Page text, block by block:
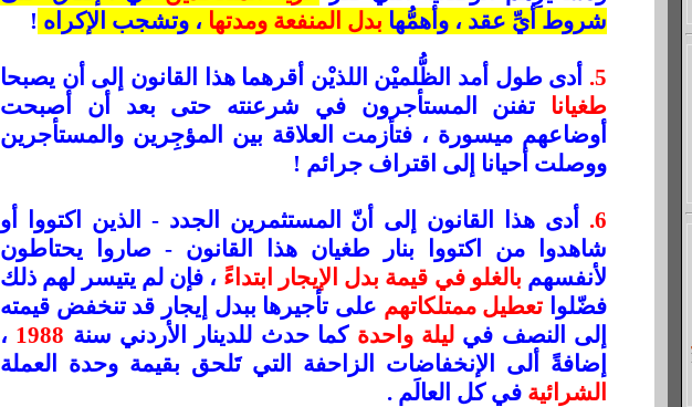
شروط أيِّ عقد ، وأهمُّها بدل المنفعة ومدتها ، وتشجب الإكراه !
5.
أدى طول أمد الظُّلميْن اللذيْن أقرهما هذا القانون إلى أن يصبحا
طغيانا تفنن المستأجرون في شرعنته حتى بعد أن أصبحت
أوضاعهم ميسورة ، فتأزمت العلاقة بين المؤجِرين والمستأجرين
ووصلت أحيانا إلى اقتراف جرائم !
6.
أدى هذا القانون إلى أنّ المستثمرين الجدد - الذين اكتووا أو
شاهدوا من اكتووا بنار طغيان هذا القانون - صاروا يحتاطون
لأنفسهم بالغلو في قيمة بدل الإيجار ابتداءً ، فإن لم يتيسر لهم ذلك
فضّلوا تعطيل ممتلكاتهم على تأجيرها ببدل إيجار قد تنخفض قيمته
إلى النصف فيليلة واحدة كما حدث للدينار الأردني سنة 1988 ،
إضافةً ألى الإنخفاضات الزاحفة التي تَلحق بقيمة وحدة العملة
الشرائية في كل العالَم .